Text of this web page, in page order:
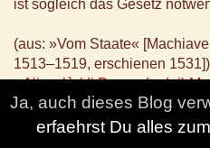
ist sogleich das Gesetz
(aus: »Vom Staate«
1513–1519, erschienen 1531])
~ Niccolò (di Bernardo dei)
florentinischer Philosoph,
Dichter; 1469-1527
Ja, auch dieses Blog
erfaehrst Du alles